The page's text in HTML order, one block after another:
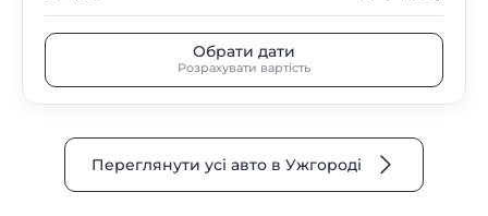
Обрати дати
Розрахувати вартість
Переглянути усі авто в Ужгороді